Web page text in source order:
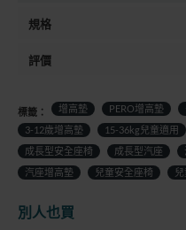
規格
評價
標籤： 增高墊 PERO增高墊
3-12歲增高墊
15-36kg兒童適用
成長型安全座椅
成長型汽座
汽座增高墊
兒童安全座椅
別人也買